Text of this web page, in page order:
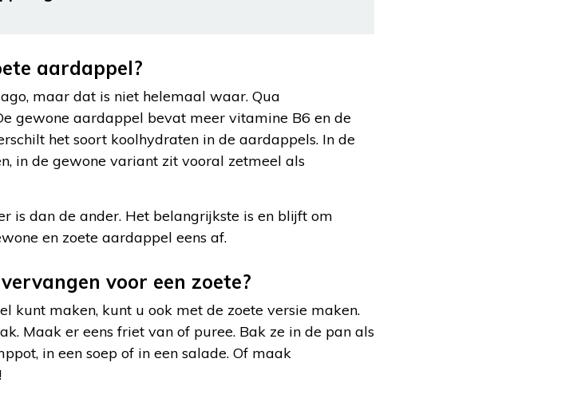
aardappel?
maar dat is niet helemaal waar. Qua
gewone aardappel bevat meer vitamine B6 en de
het soort koolhydraten in de aardappels. In de
in de gewone variant zit vooral zetmeel als
is dan de ander. Het belangrijkste is en blijft om
en zoete aardappel eens af.
voor een zoete?
kunt maken, kunt u ook met de zoete versie maken.
Maak er eens friet van of puree. Bak ze in de pan als
in een soep of in een salade. Of maak
!